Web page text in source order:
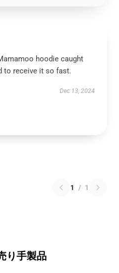
hoodie caught
to receive it so fast.
Dec 13, 2024
1 / 1
り手製品